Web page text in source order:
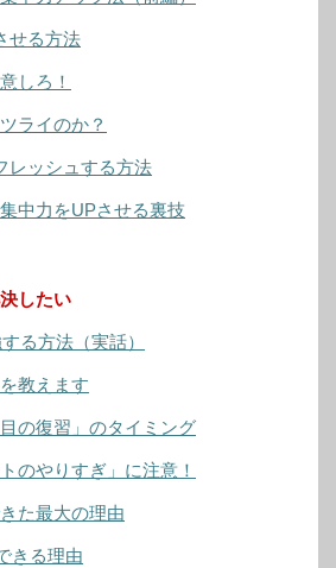
せる方法
しろ！
ライのか？
レッシュする方法
中力をUPさせる裏技
したい
る方法（実話）
教えます
の復習」のタイミング
のやりすぎ」に注意！
た最大の理由
きる理由